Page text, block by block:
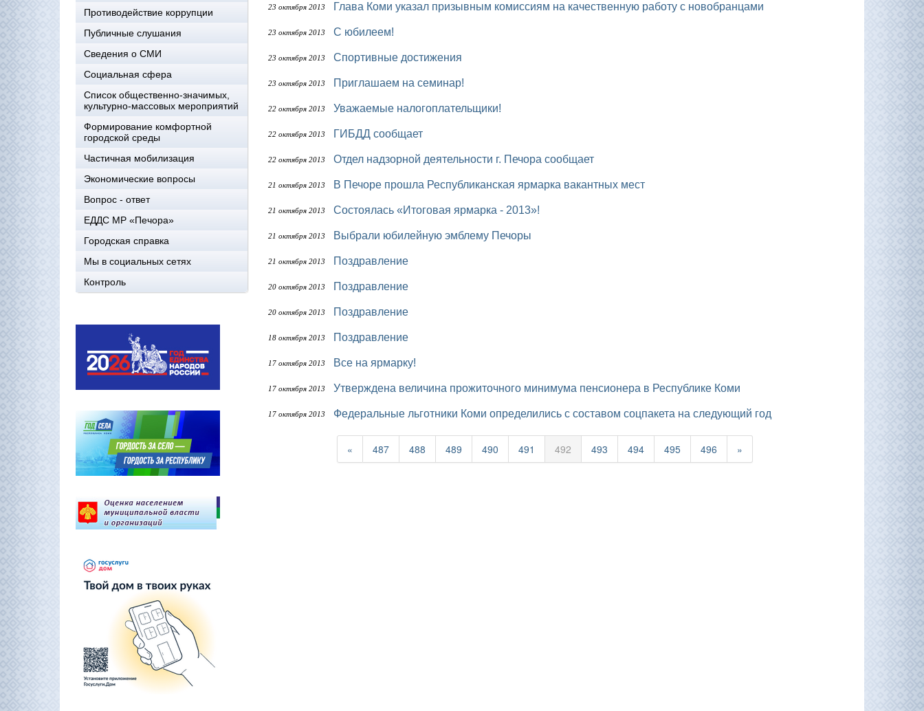
Противодействие коррупции
Публичные слушания
Сведения о СМИ
Социальная сфера
Список общественно-значимых,
культурно-массовых мероприятий
Формирование комфортной
городской среды
Частичная мобилизация
Экономические вопросы
Вопрос - ответ
ЕДДС МР «Печора»
Городская справка
Мы в социальных сетях
Контроль
23 октября 2013 Глава Коми указал призывным комиссиям на качественную работу с новобранцами
23 октября 2013 С юбилеем!
23 октября 2013 Спортивные достижения
23 октября 2013 Приглашаем на семинар!
22 октября 2013 Уважаемые налогоплательщики!
22 октября 2013 ГИБДД сообщает
22 октября 2013 Отдел надзорной деятельности г. Печора сообщает
21 октября 2013 В Печоре прошла Республиканская ярмарка вакантных мест
21 октября 2013 Состоялась «Итоговая ярмарка - 2013»!
21 октября 2013 Выбрали юбилейную эмблему Печоры
21 октября 2013 Поздравление
20 октября 2013 Поздравление
20 октября 2013 Поздравление
18 октября 2013 Поздравление
17 октября 2013 Все на ярмарку!
17 октября 2013 Утверждена величина прожиточного минимума пенсионера в Республике Коми
17 октября 2013 Федеральные льготники Коми определились с составом соцпакета на следующий год
« 487 488 489 490 491 492 493 494 495 496 »